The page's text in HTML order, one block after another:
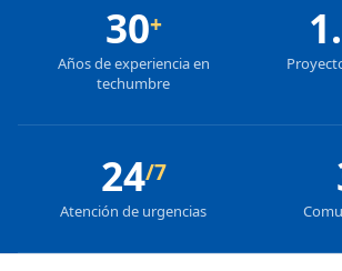
30+
Años de experiencia en
techumbre
24/7
Atención de urgencias